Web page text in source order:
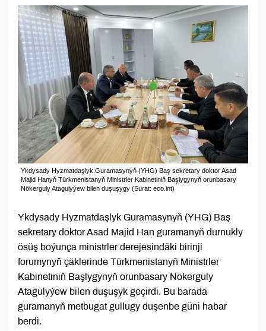
Ykdysady Hyzmatdaşlyk Guramasynyň (YHG) Baş sekretary doktor Asad
Majid Hanyň Türkmenistanyň Ministrler Kabinetiniň Başlygynyň orunbasary
Nökerguly Atagulyýew bilen duşuşygy (Surat: eco.int)
Ykdysady Hyzmatdaşlyk Guramasynyň (YHG) Baş
sekretary doktor Asad Majid Han guramanyň durnukly
ösüş boýunça ministrler derejesindäki birinji
forumynyň çäklerinde Türkmenistanyň Ministrler
Kabinetiniň Başlygynyň orunbasary Nökerguly
Atagulyýew bilen duşuşyk geçirdi. Bu barada
guramanyň metbugat gullugy duşenbe güni habar
berdi.